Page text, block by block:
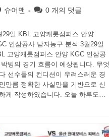
슈어맨
Post0 개의 댓글
29일 KBL 고양캐롯점퍼스 안양
인삼공사 남자농구 분석 3월29일
고양캐롯점퍼스 안양 KGC 인삼공
빙의 경기 흐름이 예상됩니다. 무엇
선수들의 컨디션이 우려스러운 경
만큼 정확한 사실만을 기반으로 신
게 작성하였습니다. 오늘 하루도…